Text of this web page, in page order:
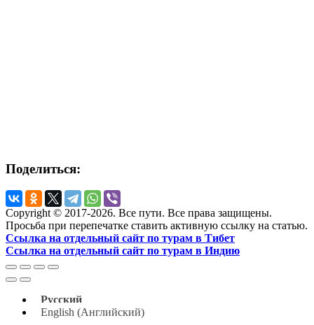
Поделиться:
Copyright © 2017-2026. Все пути. Все права защищены.
Просьба при перепечатке ставить активную ссылку на статью.
Ссылка на отдельный сайт по турам в Тибет
Ссылка на отдельный сайт по турам в Индию
Русский
English (Английский)